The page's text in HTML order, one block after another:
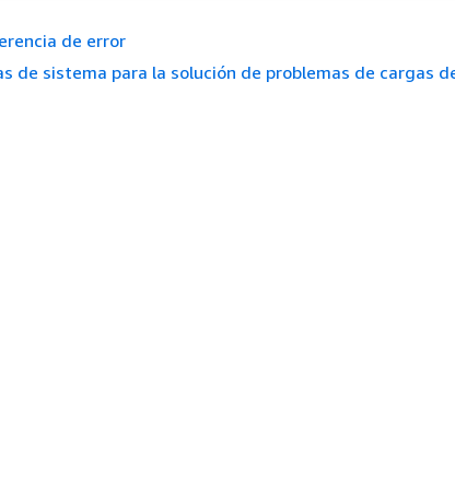
de error
de sistema para la solución de problemas de cargas